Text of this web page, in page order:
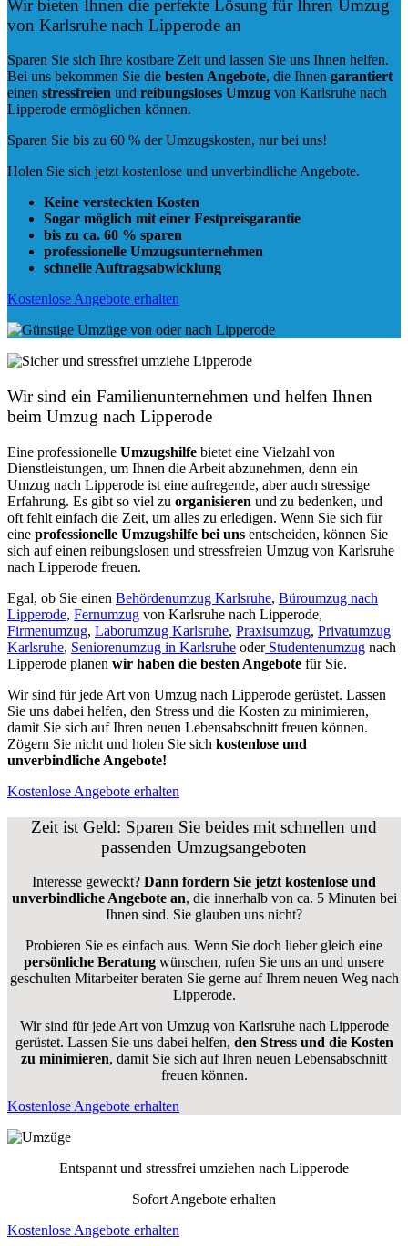
Wir bieten Ihnen die perfekte Lösung für Ihren Umzug
von Karlsruhe nach Lipperode an
Sparen Sie sich Ihre kostbare Zeit und lassen Sie uns Ihnen helfen.
Bei uns bekommen Sie die besten Angebote, die Ihnen garantiert
einen stressfreien und reibungsloses Umzug von Karlsruhe nach
Lipperode ermöglichen können.
Sparen Sie bis zu 60 % der Umzugskosten, nur bei uns!
Holen Sie sich jetzt kostenlose und unverbindliche Angebote.
Keine versteckten Kosten
Sogar möglich mit einer Festpreisgarantie
bis zu ca. 60 % sparen
professionelle Umzugsunternehmen
schnelle Auftragsabwicklung
Kostenlose Angebote erhalten
Wir sind ein Familienunternehmen und helfen Ihnen
beim Umzug nach Lipperode
Eine professionelle Umzugshilfe bietet eine Vielzahl von
Dienstleistungen, um Ihnen die Arbeit abzunehmen, denn ein
Umzug nach Lipperode ist eine aufregende, aber auch stressige
Erfahrung. Es gibt so viel zu organisieren und zu bedenken, und
oft fehlt einfach die Zeit, um alles zu erledigen. Wenn Sie sich für
eine professionelle Umzugshilfe bei uns entscheiden, können Sie
sich auf einen reibungslosen und stressfreien Umzug von Karlsruhe
nach Lipperode freuen.
Egal, ob Sie einen Behördenumzug Karlsruhe, Büroumzug nach
Lipperode, Fernumzug von Karlsruhe nach Lipperode,
Firmenumzug, Laborumzug Karlsruhe, Praxisumzug, Privatumzug
Karlsruhe, Seniorenumzug in Karlsruhe oderStudentenumzug nach
Lipperode planen wir haben die besten Angebote für Sie.
Wir sind für jede Art von Umzug nach Lipperode gerüstet. Lassen
Sie uns dabei helfen, den Stress und die Kosten zu minimieren,
damit Sie sich auf Ihren neuen Lebensabschnitt freuen können.
Zögern Sie nicht und holen Sie sich kostenlose und
unverbindliche Angebote!
Kostenlose Angebote erhalten
Zeit ist Geld: Sparen Sie beides mit schnellen und
passenden Umzugsangeboten
Interesse geweckt? Dann fordern Sie jetzt kostenlose und
unverbindliche Angebote an, die innerhalb von ca. 5 Minuten bei
Ihnen sind. Sie glauben uns nicht?
Probieren Sie es einfach aus. Wenn Sie doch lieber gleich eine
persönliche Beratung wünschen, rufen Sie uns an und unsere
geschulten Mitarbeiter beraten Sie gerne auf Ihrem neuen Weg nach
Lipperode.
Wir sind für jede Art von Umzug von Karlsruhe nach Lipperode
gerüstet. Lassen Sie uns dabei helfen, den Stress und die Kosten
zu minimieren, damit Sie sich auf Ihren neuen Lebensabschnitt
freuen können.
Kostenlose Angebote erhalten
Entspannt und stressfrei umziehen nach Lipperode
Sofort Angebote erhalten
Kostenlose Angebote erhalten